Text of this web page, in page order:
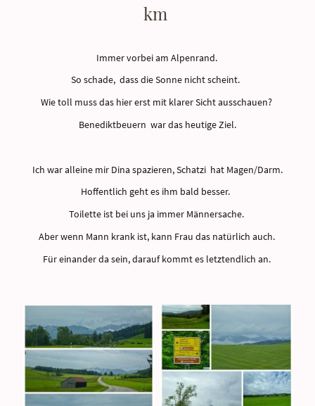
km
Immer vorbei am Alpenrand.
So schade, dass die Sonne nicht scheint.
Wie toll muss das hier erst mit klarer Sicht ausschauen?
Benediktbeuern war das heutige Ziel.
Ich war alleine mir Dina spazieren, Schatzi hat Magen/Darm.
Hoffentlich geht es ihm bald besser.
Toilette ist bei uns ja immer Männersache.
Aber wenn Mann krank ist, kann Frau das natürlich auch.
Für einander da sein, darauf kommt es letztendlich an.